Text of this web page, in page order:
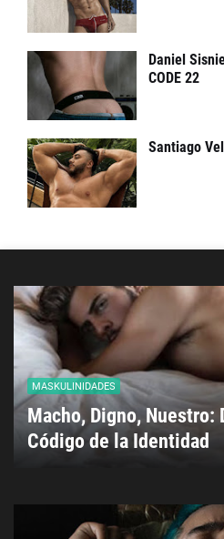
Daniel
CODE 22
Santiago
MASKULINIDADES
Macho, Digno, Nuestro:
Código de la Identidad